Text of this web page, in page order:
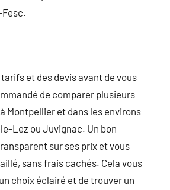
et des devis avant de vous
de comparer plusieurs
Montpellier et dans les environs
Lez ou Juvignac. Un bon
sur ses prix et vous
sans frais cachés. Cela vous
choix éclairé et de trouver un